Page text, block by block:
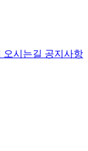
오시는길 공지사항